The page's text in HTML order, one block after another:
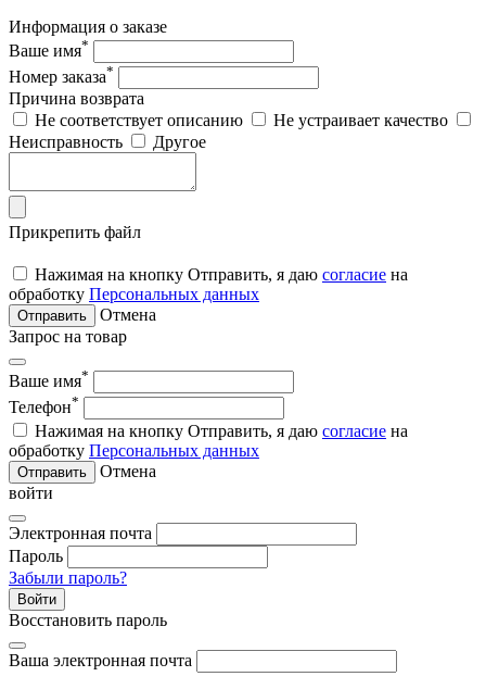
Информация о заказе
Ваше имя*
Номер заказа*
Причина возврата
Не соответствует описанию
Не устраивает качество
Неисправность
Другое
Прикрепить файл
Нажимая на кнопку Отправить, я даю согласие на
обработку Персональных данных
Отправить
Отмена
Запрос на товар
Ваше имя*
Телефон*
Нажимая на кнопку Отправить, я даю согласие на
обработку Персональных данных
Отправить
Отмена
войти
Электронная почта
Пароль
Забыли пароль?
Войти
Восстановить пароль
Ваша электронная почта